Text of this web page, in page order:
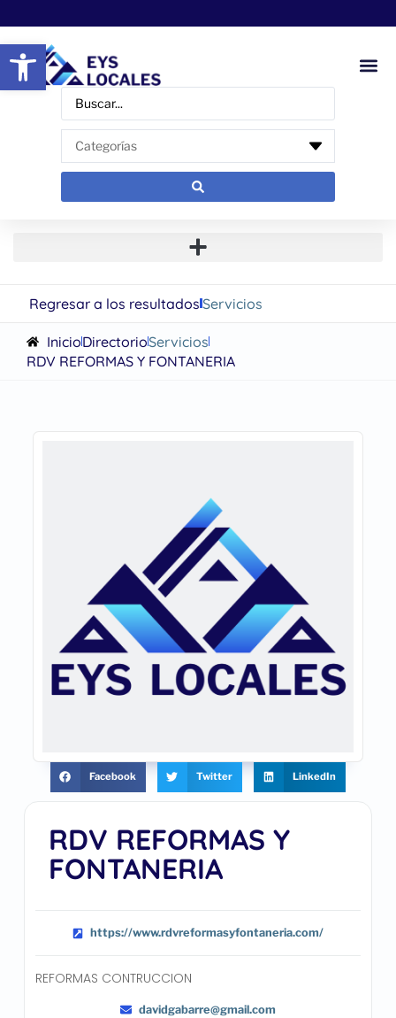
Abrir barra de herramientas
Regresar a los resultadosServicios
InicioDirectorioServicios
RDV REFORMAS Y FONTANERIA
RDV REFORMAS Y
FONTANERIA
https://www.rdvreformasyfontaneria.com/
REFORMAS CONTRUCCION
davidgabarre@gmail.com
Facebook Twitter LinkedIn